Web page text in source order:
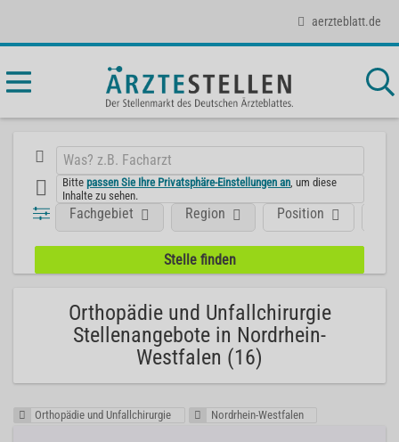
aerzteblatt.de
Bittepassen Sie Ihre Privatsphäre-Einstellungen an , um diese
Inhalte zu sehen.
Position
Fachgebiet Region
Orthopädie und Unfallchirurgie
Stellenangebote in Nordrhein-
Westfalen (16)
Orthopädie und Unfallchirurgie Nordrhein-Westfalen